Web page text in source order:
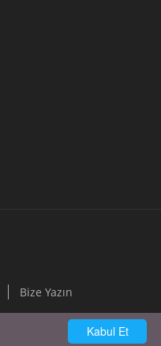
Bize Yazın
Kabul Et